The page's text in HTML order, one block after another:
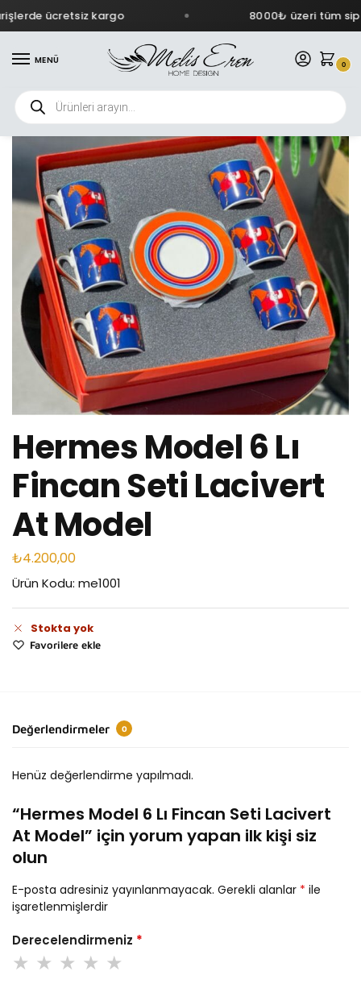
ücretsiz kargo 8000₺ üzeri tüm
MENÜ 0
Hermes Model 6 Lı
Fincan Seti Lacivert
At Model
₺4.200,00
Ürün Kodu: me1001
Stokta yok
Favorilere ekle
Değerlendirmeler 0
Henüz değerlendirme yapılmadı.
“Hermes Model 6 Lı Fincan Seti Lacivert
At Model” için yorum yapan ilk kişi siz
olun
E-posta adresiniz yayınlanmayacak. Gerekli alanlar * ile
işaretlenmişlerdir
Derecelendirmeniz *